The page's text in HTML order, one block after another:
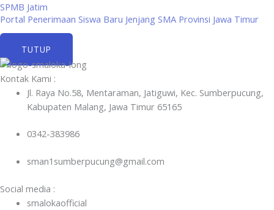
SPMB Jatim
Portal Penerimaan Siswa Baru Jenjang SMA Provinsi Jawa Timur
TUTUP
Kontak Kami :
Jl. Raya No.58, Mentaraman, Jatiguwi, Kec. Sumberpucung,
Kabupaten Malang, Jawa Timur 65165
0342-383986
sman1sumberpucung@gmail.com
Social media :
smalokaofficial